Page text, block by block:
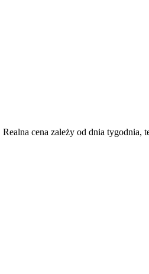
cena zależy od dnia tygodnia,